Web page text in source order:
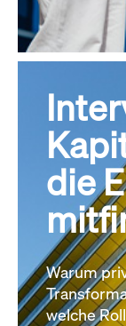
die
Warum
welche